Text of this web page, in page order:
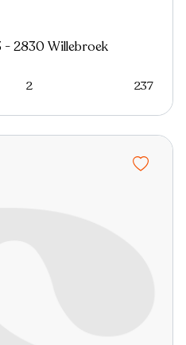
- 2830 Willebroek
2 237